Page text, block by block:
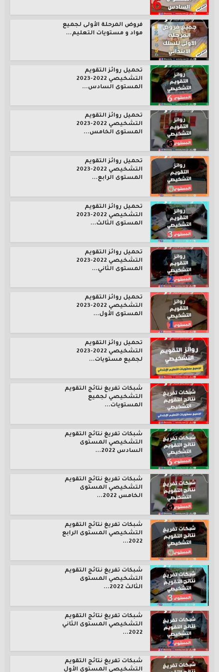
فروض المرحلة الأولى لجميع
مواد و مستويات التعليم...
تحميل روائز التقويم
التشخيصي 2022-2023
المستوى السادس...
تحميل روائز التقويم
التشخيصي 2022-2023
المستوى الخامس...
تحميل روائز التقويم
التشخيصي 2022-2023
المستوى الرابع...
تحميل روائز التقويم
التشخيصي 2022-2023
المستوى الثالث...
تحميل روائز التقويم
التشخيصي 2022-2023
المستوى الثاني...
تحميل روائز التقويم
التشخيصي 2022-2023
المستوى الأول...
تحميل روائز التقويم
التشخيصي 2022-2023
لجميع مستويات...
شبكات تفريغ نتائج التقويم
التشخيصي لجميع
المستويات...
شبكات تفريغ نتائج التقويم
التشخيصي المستوى
السادس 2022...
شبكات تفريغ نتائج التقويم
التشخيصي المستوى
الخامس 2022...
شبكات تفريغ نتائج التقويم
التشخيصي المستوى الرابع
2022...
شبكات تفريغ نتائج التقويم
التشخيصي المستوى
الثالث 2022...
شبكات تفريغ نتائج التقويم
التشخيصي المستوى الثاني
2022...
شبكات تفريغ نتائج التقويم
التشخيصي المستوى الأول